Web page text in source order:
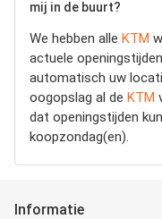
mij in de buurt?
We hebben alle KTM
actuele
automatisch uw
oogopslag al de KTM
dat openingstijden
koopzondag(en).
Informatie